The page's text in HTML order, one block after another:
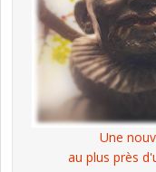
Une
au plus près